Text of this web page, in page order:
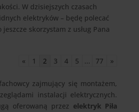
W dzisiejszych czasach
elektryków – będę polecać
skorzystam z usług Pana
« 1 2 3 4 5 ... 77 »
zajmujący się montażem,
instalacji elektrycznych.
oferowaną przez elektryk Piła